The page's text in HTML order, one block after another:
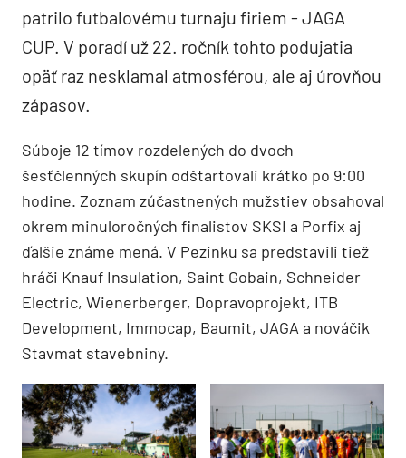
patrilo futbalovému turnaju firiem - JAGA
CUP. V poradí už 22. ročník tohto podujatia
opäť raz nesklamal atmosférou, ale aj úrovňou
zápasov.
Súboje 12 tímov rozdelených do dvoch
šesťčlenných skupín odštartovali krátko po 9:00
hodine. Zoznam zúčastnených mužstiev obsahoval
okrem minuloročných finalistov SKSI a Porfix aj
ďalšie známe mená. V Pezinku sa predstavili tiež
hráči Knauf Insulation, Saint Gobain, Schneider
Electric, Wienerberger, Dopravoprojekt, ITB
Development, Immocap, Baumit, JAGA a nováčik
Stavmat stavebniny.